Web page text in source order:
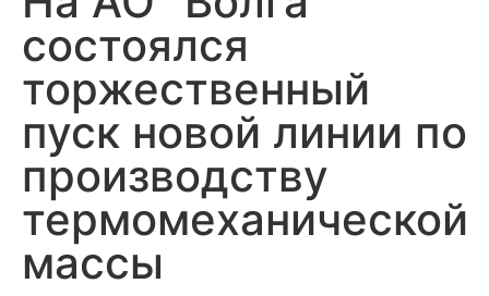
состоялся
торжественный
пуск новой линии по
производству
термомеханической
массы